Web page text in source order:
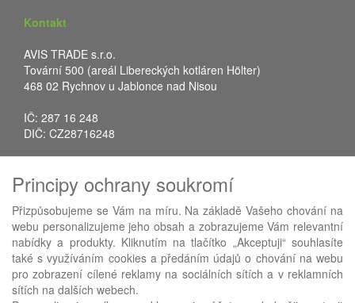
Kontakt
AVIS TRADE s.r.o.
Tovární 500 (areál Libereckých kotláren Hölter)
468 02 Rychnov u Jablonce nad Nisou
IČ: 287 16 248
DIČ: CZ28716248
Fax: +420 483 034 590
E-mail:info@avistrade.cz
Web:www.avistrade.cz
Principy ochrany soukromí
Přizpůsobujeme se Vám na míru. Na základě Vašeho chování na
webu personalizujeme jeho obsah a zobrazujeme Vám relevantní
nabídky a produkty. Kliknutím na tlačítko „Akceptuji“ souhlasíte
také s využíváním cookies a předáním údajů o chování na webu
pro zobrazení cílené reklamy na sociálních sítích a v reklamních
sítích na dalších webech.